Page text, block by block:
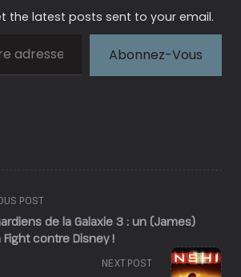
the latest posts sent to your email.
Abonnez-Vous
POST
de la Galaxie 3 : un (James)
Fight contre Disney !
NEXT POST